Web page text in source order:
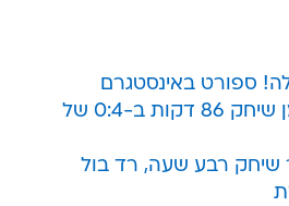
ספורט באינסטגרם
ליגיונרים: אלון תורג'מן שיחק 86 דקות ב-0:4 של
שיחק רבע שעה, רד בול